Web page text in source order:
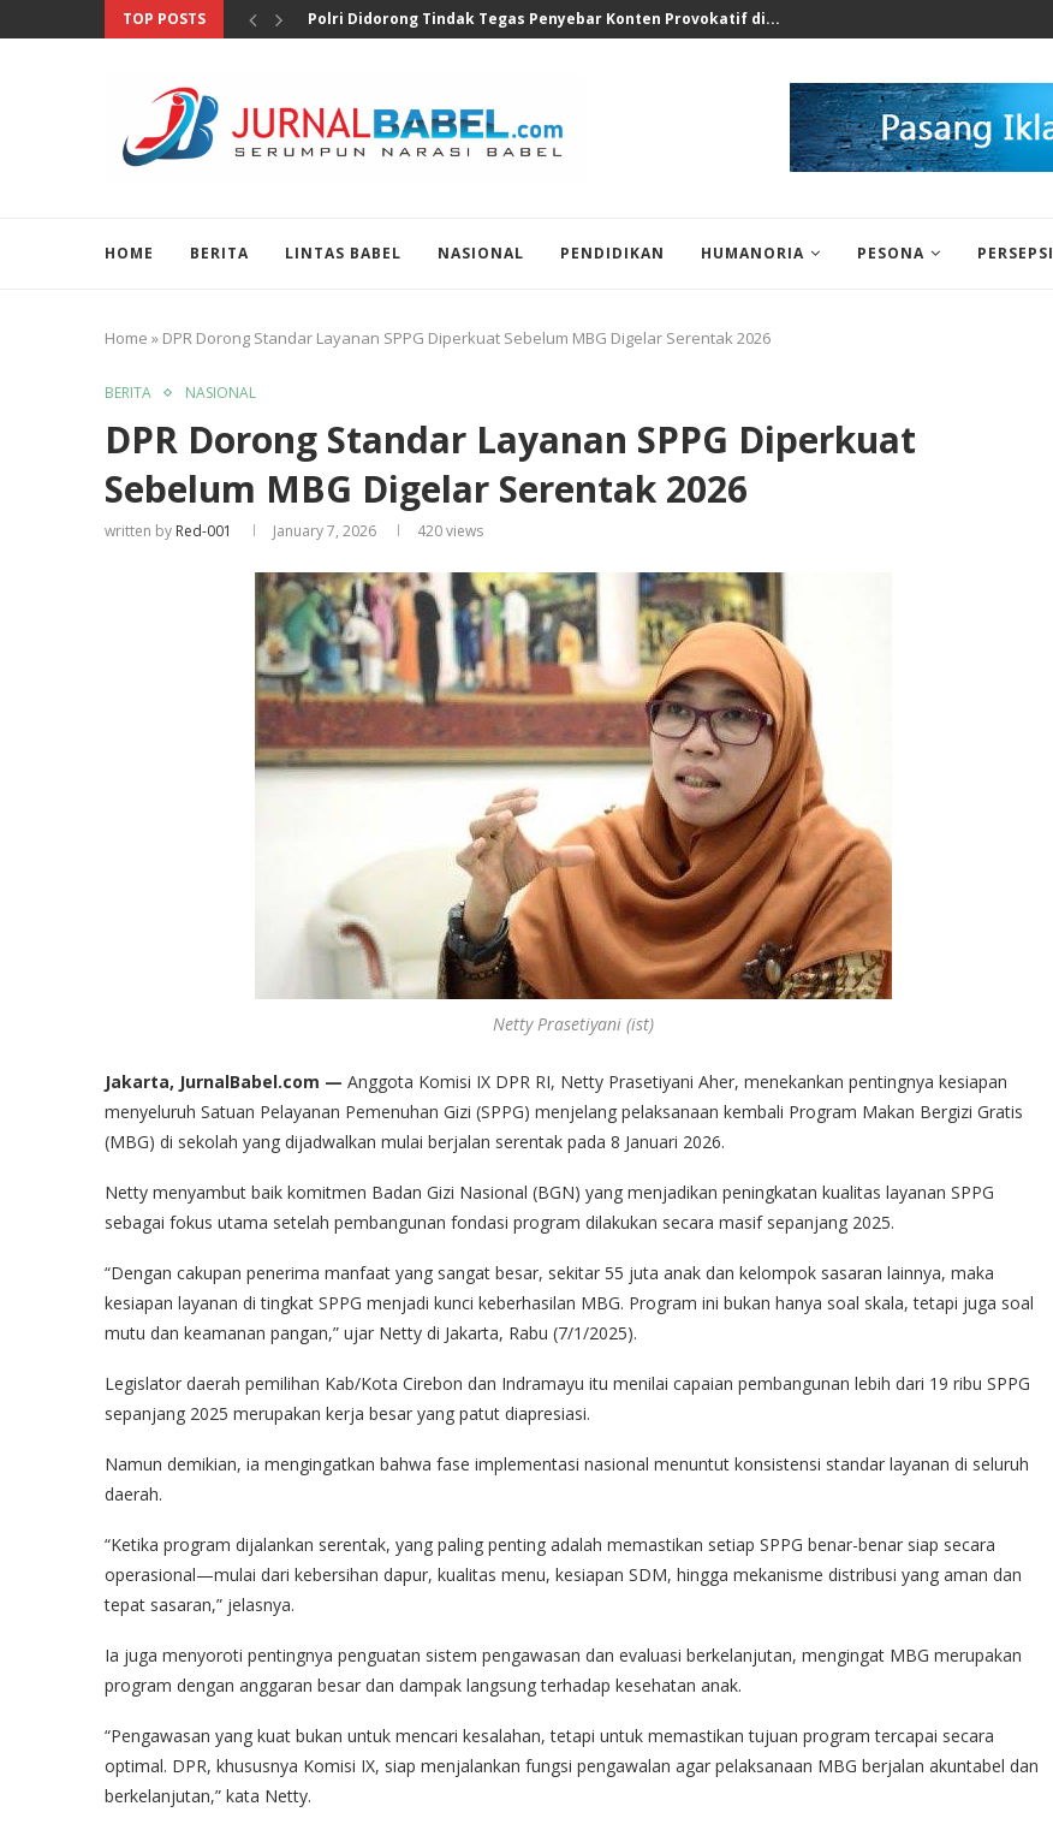
TOP POSTS Polri Didorong Tindak Tegas Penyebar Konten Provokatif di...
HOME BERITA LINTAS BABEL NASIONAL PENDIDIKAN HUMANORIA PESONA PERSEPSI
Home » DPR Dorong Standar Layanan SPPG Diperkuat Sebelum MBG Digelar Serentak 2026
BERITA NASIONAL
DPR Dorong Standar Layanan SPPG Diperkuat
Sebelum MBG Digelar Serentak 2026
written by Red-001 January 7, 2026 420views
Netty Prasetiyani (ist)
Jakarta, JurnalBabel.com — Anggota Komisi IX DPR RI, Netty Prasetiyani Aher, menekankan pentingnya kesiapan
menyeluruh Satuan Pelayanan Pemenuhan Gizi (SPPG) menjelang pelaksanaan kembali Program Makan Bergizi Gratis
(MBG) di sekolah yang dijadwalkan mulai berjalan serentak pada 8 Januari 2026.
Netty menyambut baik komitmen Badan Gizi Nasional (BGN) yang menjadikan peningkatan kualitas layanan SPPG
sebagai fokus utama setelah pembangunan fondasi program dilakukan secara masif sepanjang 2025.
“Dengan cakupan penerima manfaat yang sangat besar, sekitar 55 juta anak dan kelompok sasaran lainnya, maka
kesiapan layanan di tingkat SPPG menjadi kunci keberhasilan MBG. Program ini bukan hanya soal skala, tetapi juga soal
mutu dan keamanan pangan,” ujar Netty di Jakarta, Rabu (7/1/2025).
Legislator daerah pemilihan Kab/Kota Cirebon dan Indramayu itu menilai capaian pembangunan lebih dari 19 ribu SPPG
sepanjang 2025 merupakan kerja besar yang patut diapresiasi.
Namun demikian, ia mengingatkan bahwa fase implementasi nasional menuntut konsistensi standar layanan di seluruh
daerah.
“Ketika program dijalankan serentak, yang paling penting adalah memastikan setiap SPPG benar-benar siap secara
operasional—mulai dari kebersihan dapur, kualitas menu, kesiapan SDM, hingga mekanisme distribusi yang aman dan
tepat sasaran,” jelasnya.
Ia juga menyoroti pentingnya penguatan sistem pengawasan dan evaluasi berkelanjutan, mengingat MBG merupakan
program dengan anggaran besar dan dampak langsung terhadap kesehatan anak.
“Pengawasan yang kuat bukan untuk mencari kesalahan, tetapi untuk memastikan tujuan program tercapai secara
optimal. DPR, khususnya Komisi IX, siap menjalankan fungsi pengawalan agar pelaksanaan MBG berjalan akuntabel dan
berkelanjutan,” kata Netty.